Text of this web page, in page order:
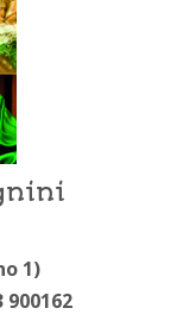
1)